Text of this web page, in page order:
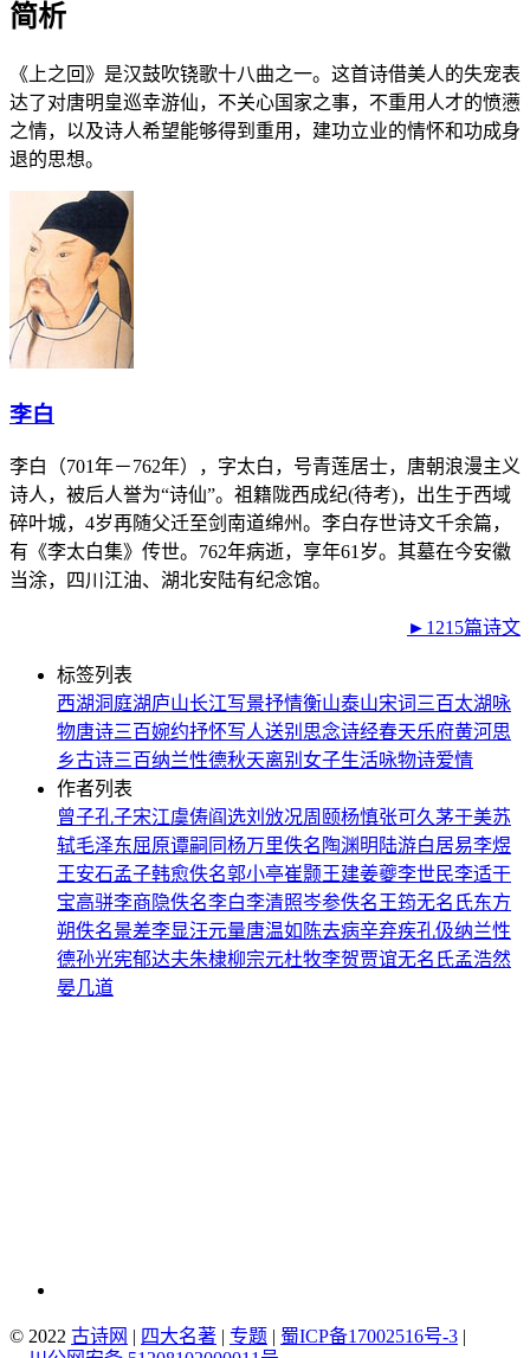
简析
《上之回》是汉鼓吹铙歌十八曲之一。这首诗借美人的失宠表
达了对唐明皇巡幸游仙，不关心国家之事，不重用人才的愤懑
之情，以及诗人希望能够得到重用，建功立业的情怀和功成身
退的思想。
李白
李白（701年－762年），字太白，号青莲居士，唐朝浪漫主义
诗人，被后人誉为“诗仙”。祖籍陇西成纪(待考)，出生于西域
碎叶城，4岁再随父迁至剑南道绵州。李白存世诗文千余篇，
有《李太白集》传世。762年病逝，享年61岁。其墓在今安徽
当涂，四川江油、湖北安陆有纪念馆。
►1215篇诗文
标签列表
西湖洞庭湖庐山长江写景抒情衡山泰山宋词三百太湖 咏
物唐诗三百婉约抒怀写人送别 思念诗经春天乐府黄河思
乡古诗三百纳兰性德秋天离别 女子生活咏物诗爱情
作者列表
曾子孔子宋江虞俦阎选刘攽况周颐杨慎张可久茅于美苏
轼毛泽东屈原谭嗣同杨万里佚名 陶渊明 陆游白居易李煜
王安石孟子韩愈佚名郭小亭崔颢王建姜夔李世民李适干
宝高骈李商隐佚名李白李清照岑参佚名 王筠无名氏东方
朔佚名景差李显汪元量唐温如 陈去病辛弃疾孔伋纳兰性
德孙光宪郁达夫朱棣柳宗元杜牧李贺贾谊无名氏孟浩然
晏几道
© 2022 古诗网 | 四大名著 | 专题 | 蜀ICP备17002516号-3 |